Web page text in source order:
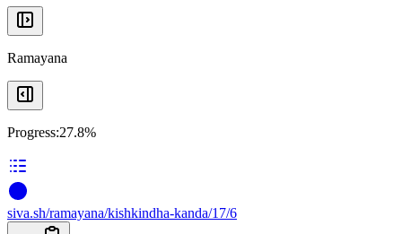
Ramayana
Progress:27.8%
siva.sh/ramayana/kishkindha-kanda/17/6